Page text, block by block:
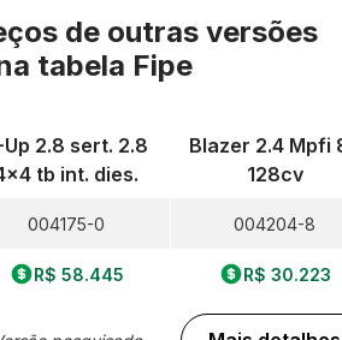
de outras versões
tabela Fipe
Up 2.8 sert. 2.8
tb int. dies.
004175-0
R$ 58.445
Blazer 2.4 Mpfi
128cv
004204-8
R$ 30.223